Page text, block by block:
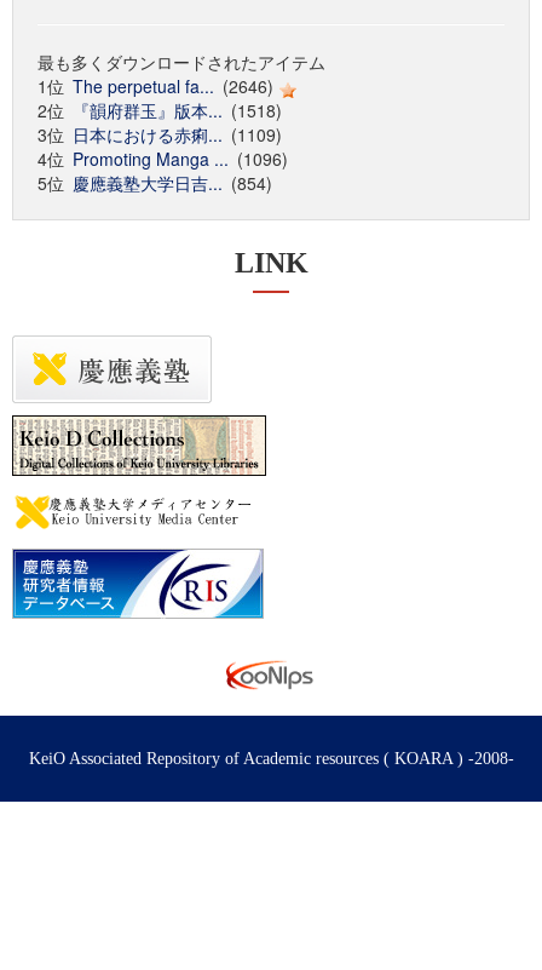
最も多くダウンロードされたアイテム
1位 The perpetual fa... (2646)
2位
『韻府群玉』版本... (1518)
3位 日本における赤痢... (1109)
4位 Promoting Manga ... (1096)
5位 慶應義塾大学日吉... (854)
LINK
KeiO Associated Repository of Academic resources ( KOARA ) -2008-